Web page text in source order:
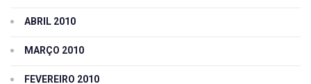
ABRIL 2010
MARÇO 2010
FEVEREIRO 2010